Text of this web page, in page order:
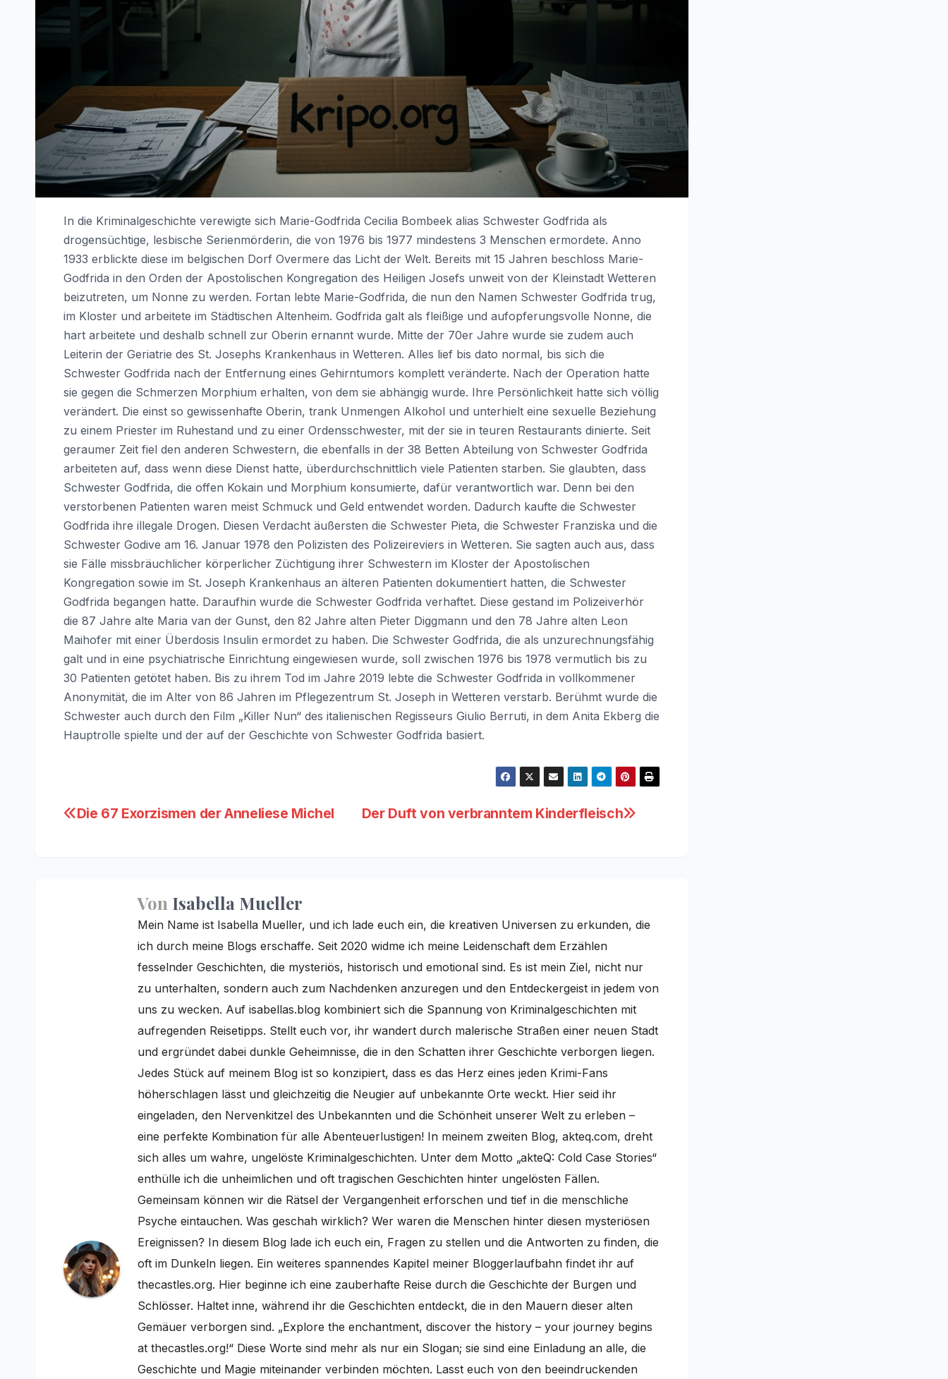
In die Kriminalgeschichte verewigte sich Marie-Godfrida Cecilia Bombeek alias Schwester Godfrida als
drogensüchtige, lesbische Serienmörderin, die von 1976 bis 1977 mindestens 3 Menschen ermordete. Anno
1933 erblickte diese im belgischen Dorf Overmere das Licht der Welt. Bereits mit 15 Jahren beschloss Marie-
Godfrida in den Orden der Apostolischen Kongregation des Heiligen Josefs unweit von der Kleinstadt Wetteren
beizutreten, um Nonne zu werden. Fortan lebte Marie-Godfrida, die nun den Namen Schwester Godfrida trug,
im Kloster und arbeitete im Städtischen Altenheim. Godfrida galt als fleißige und aufopferungsvolle Nonne, die
hart arbeitete und deshalb schnell zur Oberin ernannt wurde. Mitte der 70er Jahre wurde sie zudem auch
Leiterin der Geriatrie des St. Josephs Krankenhaus in Wetteren. Alles lief bis dato normal, bis sich die
Schwester Godfrida nach der Entfernung eines Gehirntumors komplett veränderte. Nach der Operation hatte
sie gegen die Schmerzen Morphium erhalten, von dem sie abhängig wurde. Ihre Persönlichkeit hatte sich völlig
verändert. Die einst so gewissenhafte Oberin, trank Unmengen Alkohol und unterhielt eine sexuelle Beziehung
zu einem Priester im Ruhestand und zu einer Ordensschwester, mit der sie in teuren Restaurants dinierte. Seit
geraumer Zeit fiel den anderen Schwestern, die ebenfalls in der 38 Betten Abteilung von Schwester Godfrida
arbeiteten auf, dass wenn diese Dienst hatte, überdurchschnittlich viele Patienten starben. Sie glaubten, dass
Schwester Godfrida, die offen Kokain und Morphium konsumierte, dafür verantwortlich war. Denn bei den
verstorbenen Patienten waren meist Schmuck und Geld entwendet worden. Dadurch kaufte die Schwester
Godfrida ihre illegale Drogen. Diesen Verdacht äußersten die Schwester Pieta, die Schwester Franziska und die
Schwester Godive am 16. Januar 1978 den Polizisten des Polizeireviers in Wetteren. Sie sagten auch aus, dass
sie Fälle missbräuchlicher körperlicher Züchtigung ihrer Schwestern im Kloster der Apostolischen
Kongregation sowie im St. Joseph Krankenhaus an älteren Patienten dokumentiert hatten, die Schwester
Godfrida begangen hatte. Daraufhin wurde die Schwester Godfrida verhaftet. Diese gestand im Polizeiverhör
die 87 Jahre alte Maria van der Gunst, den 82 Jahre alten Pieter Diggmann und den 78 Jahre alten Leon
Maihofer mit einer Überdosis Insulin ermordet zu haben. Die Schwester Godfrida, die als unzurechnungsfähig
galt und in eine psychiatrische Einrichtung eingewiesen wurde, soll zwischen 1976 bis 1978 vermutlich bis zu
30 Patienten getötet haben. Bis zu ihrem Tod im Jahre 2019 lebte die Schwester Godfrida in vollkommener
Anonymität, die im Alter von 86 Jahren im Pflegezentrum St. Joseph in Wetteren verstarb. Berühmt wurde die
Schwester auch durch den Film „Killer Nun“ des italienischen Regisseurs Giulio Berruti, in dem Anita Ekberg die
Hauptrolle spielte und der auf der Geschichte von Schwester Godfrida basiert.
Beitragsnavigation Der Duft von verbranntem Kinderfleisch
Die 67 Exorzismen der Anneliese Michel
Von Isabella Mueller
Mein Name ist Isabella Mueller, und ich lade euch ein, die kreativen Universen zu erkunden, die
ich durch meine Blogs erschaffe. Seit 2020 widme ich meine Leidenschaft dem Erzählen
fesselnder Geschichten, die mysteriös, historisch und emotional sind. Es ist mein Ziel, nicht nur
zu unterhalten, sondern auch zum Nachdenken anzuregen und den Entdeckergeist in jedem von
uns zu wecken. Auf isabellas.blog kombiniert sich die Spannung von Kriminalgeschichten mit
aufregenden Reisetipps. Stellt euch vor, ihr wandert durch malerische Straßen einer neuen Stadt
und ergründet dabei dunkle Geheimnisse, die in den Schatten ihrer Geschichte verborgen liegen.
Jedes Stück auf meinem Blog ist so konzipiert, dass es das Herz eines jeden Krimi-Fans
höherschlagen lässt und gleichzeitig die Neugier auf unbekannte Orte weckt. Hier seid ihr
eingeladen, den Nervenkitzel des Unbekannten und die Schönheit unserer Welt zu erleben –
eine perfekte Kombination für alle Abenteuerlustigen! In meinem zweiten Blog, akteq.com, dreht
sich alles um wahre, ungelöste Kriminalgeschichten. Unter dem Motto „akteQ: Cold Case Stories“
enthülle ich die unheimlichen und oft tragischen Geschichten hinter ungelösten Fällen.
Gemeinsam können wir die Rätsel der Vergangenheit erforschen und tief in die menschliche
Psyche eintauchen. Was geschah wirklich? Wer waren die Menschen hinter diesen mysteriösen
Ereignissen? In diesem Blog lade ich euch ein, Fragen zu stellen und die Antworten zu finden, die
oft im Dunkeln liegen. Ein weiteres spannendes Kapitel meiner Bloggerlaufbahn findet ihr auf
thecastles.org. Hier beginne ich eine zauberhafte Reise durch die Geschichte der Burgen und
Schlösser. Haltet inne, während ihr die Geschichten entdeckt, die in den Mauern dieser alten
Gemäuer verborgen sind. „Explore the enchantment, discover the history – your journey begins
at thecastles.org!“ Diese Worte sind mehr als nur ein Slogan; sie sind eine Einladung an alle, die
Geschichte und Magie miteinander verbinden möchten. Lasst euch von den beeindruckenden